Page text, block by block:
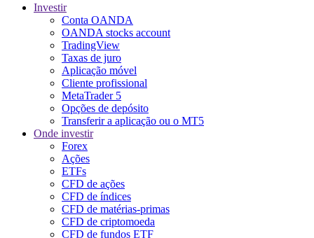
Investir
Conta OANDA
OANDA stocks account
TradingView
Taxas de juro
Aplicação móvel
Cliente profissional
MetaTrader 5
Opções de depósito
Transferir a aplicação ou o MT5
Onde investir
Forex
Ações
ETFs
CFD de ações
CFD de índices
CFD de matérias-primas
CFD de criptomoeda
CFD de fundos ETF